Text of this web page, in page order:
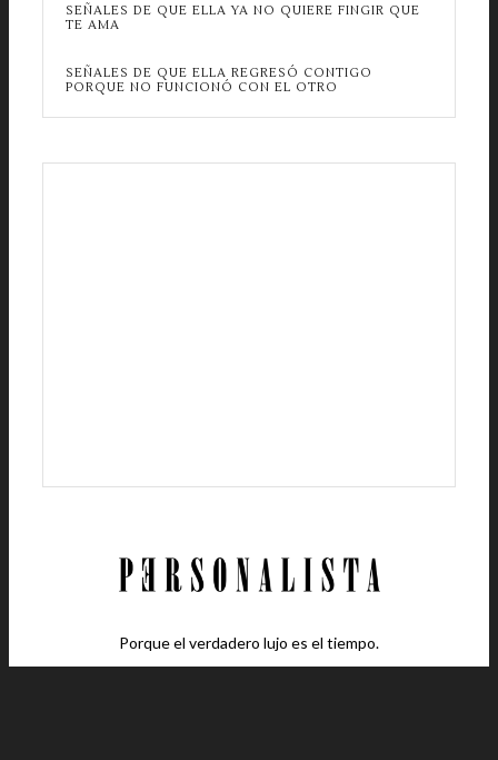
SEÑALES DE QUE ELLA YA NO QUIERE FINGIR QUE
TE AMA
SEÑALES DE QUE ELLA REGRESÓ CONTIGO
PORQUE NO FUNCIONÓ CON EL OTRO
Porque el verdadero lujo es el tiempo.